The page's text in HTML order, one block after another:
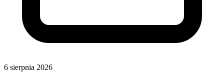
6 sierpnia 2026